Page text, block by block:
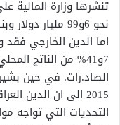
الصاد.رات. في حين
2015 الى ان الدين العراقي بلغ 120 مليار دولار .
التحديات التي تواجه